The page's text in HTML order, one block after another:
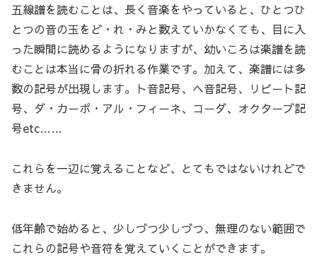
五線譜を読むことは、長く音楽をやっていると、ひとつひ
とつの音の玉をど・れ・みと数えていかなくても、目に入
った瞬間に読めるようになりますが、幼いころは楽譜を読
むことは本当に骨の折れる作業です。加えて、楽譜には多
数の記号が出現します。ト音記号、ヘ音記号、リピート記
号、ダ・カーポ・アル・フィーネ、コーダ、オクターブ記
号etc……
これらを一辺に覚えることなど、とてもではないけれどで
きません。
低年齢で始めると、少しづつ少しづつ、無理のない範囲で
これらの記号や音符を覚えていくことができます。